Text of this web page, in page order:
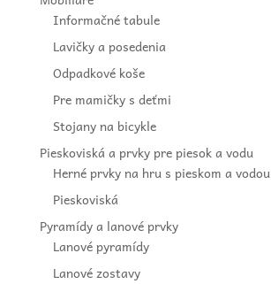
Informačné tabule
Lavičky a posedenia
Odpadkové koše
Pre mamičky s deťmi
Stojany na bicykle
Pieskoviská a prvky pre piesok a vodu
Herné prvky na hru s pieskom a vodou
Pieskoviská
Pyramídy a lanové prvky
Lanové pyramídy
Lanové zostavy